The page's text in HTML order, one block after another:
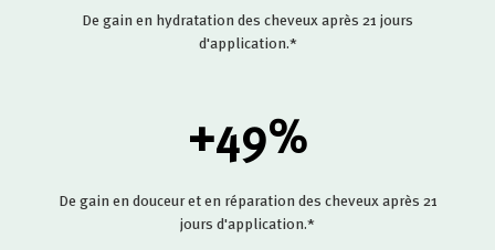
De gain en hydratation des cheveux après 21 jours
d'application.*
+49%
De gain en douceur et en réparation des cheveux après 21
jours d'application.*